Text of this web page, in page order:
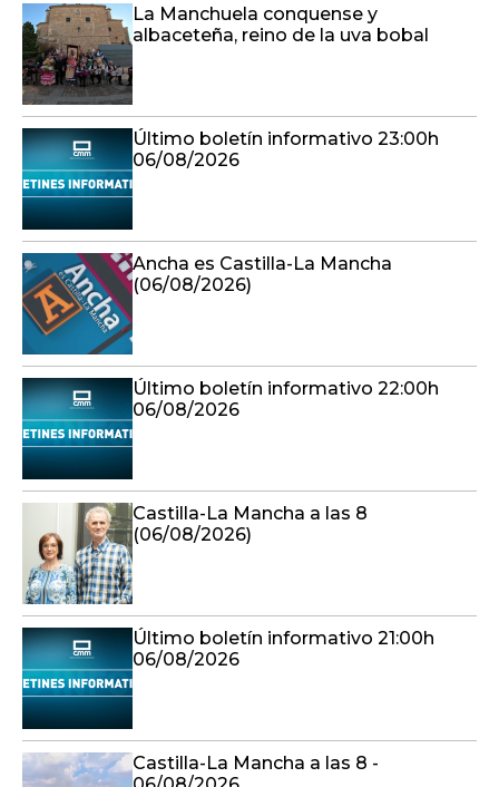
La Manchuela conquense y
albaceteña, reino de la uva bobal
Último boletín informativo 23:00h
06/08/2026
Ancha es Castilla-La Mancha
(06/08/2026)
Último boletín informativo 22:00h
06/08/2026
Castilla-La Mancha a las 8
(06/08/2026)
Último boletín informativo 21:00h
06/08/2026
Castilla-La Mancha a las 8 -